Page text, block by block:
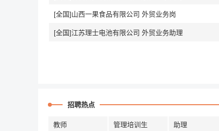
[全国]山西一果食品有限公司 外贸业务岗
[全国]江苏理士电池有限公司 外贸业务助理
招聘热点
教师 管理培训生 助理